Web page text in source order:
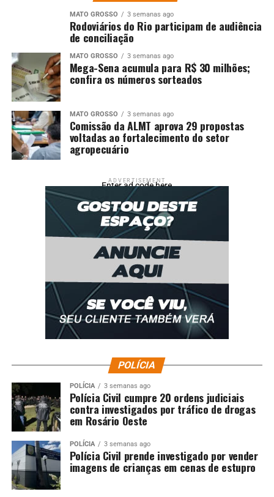
Comentários
RELATED TOPICS:
COMEÇA
CONFORTÁVEL DESTAQUE
PARA
PROMETE VERÃO
UP NEXT
Brasil cresce 38% na produção de vinho em 2025 e se
DON'T MISS
MATO GROSSO 3 semanas ago
Rodoviários do Rio participam de audiência
de conciliação
MATO GROSSO 3 semanas ago
Mega-Sena acumula para R$ 30 milhões;
confira os números sorteados
MATO GROSSO 3 semanas ago
Comissão da ALMT aprova 29 propostas
voltadas ao fortalecimento do setor
agropecuário
ADVERTISEMENT
Enter ad code here
POLÍCIA
POLÍCIA 3 semanas ago
Polícia Civil cumpre 20 ordens judiciais
contra investigados por tráfico de drogas
em Rosário Oeste
POLÍCIA 3 semanas ago
Polícia Civil prende investigado por vender
imagens de crianças em cenas de estupro